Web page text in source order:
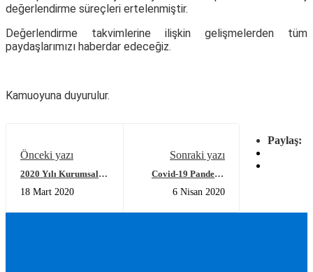
değerlendirme süreçleri ertelenmiştir.
Değerlendirme takvimlerine ilişkin gelişmelerden tüm
paydaşlarımızı haberdar edeceğiz.
Kamuoyuna duyurulur.
Paylaş:
Önceki yazı
2020 Yılı Kurumsal
Akreditasyon
18 Mart 2020
Sonraki yazı
Covid-19 Pandemi
Çalışmalarının
6 Nisan 2020